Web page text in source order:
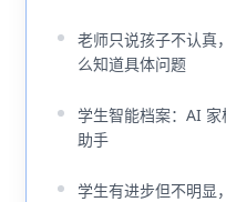
老师只说孩子不认真
么知道具体问题
学生智能档案：AI 家
助手
学生有进步但不明显